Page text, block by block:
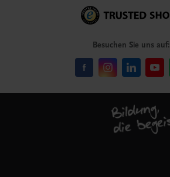
Besuchen Sie uns auf: